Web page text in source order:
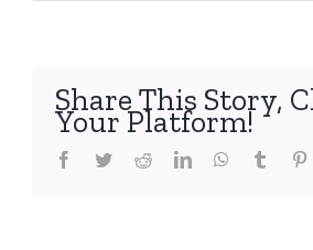
Share This Story,
Your Platform!
Facebook
TwitterRedditLinkedInWhatsApp
Tumblr